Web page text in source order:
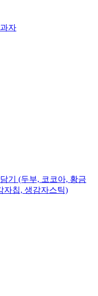
자
기 (두부, 코코아, 황금
자칩, 생감자스틱)